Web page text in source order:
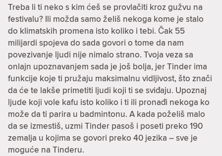
Treba li ti neko s kim ćeš se provlačiti kroz gužvu na
festivalu? Ili možda samo želiš nekoga kome je stalo
do klimatskih promena isto koliko i tebi. Čak 55
milijardi spojeva do sada govori o tome da nam
povezivanje ljudi nije nimalo strano. Tvoja veza sa
onlajn upoznavanjem sada je još bolja, jer Tinder ima
funkcije koje ti pružaju maksimalnu vidljivost, što znači
da će te lakše primetiti ljudi koji ti se sviđaju. Upoznaj
ljude koji vole kafu isto koliko i ti ili pronađi nekoga ko
može da ti parira u badmintonu. A kada poželiš malo
da se izmestiš, uzmi Tinder pasoš i poseti preko 190
zemalja u kojima se govori preko 40 jezika – sve je
moguće na Tinderu.